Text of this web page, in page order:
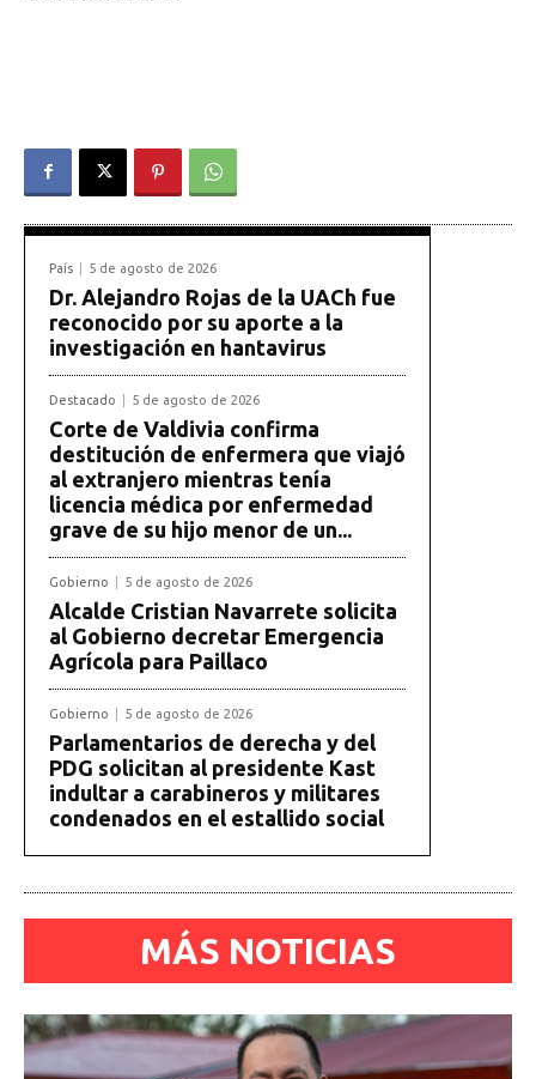
País 5 de agosto de 2026
Dr. Alejandro Rojas de la UACh fue
reconocido por su aporte a la
investigación en hantavirus
Destacado 5 de agosto de 2026
Corte de Valdivia confirma
destitución de enfermera que viajó
al extranjero mientras tenía
licencia médica por enfermedad
grave de su hijo menor de un...
Gobierno 5 de agosto de 2026
Alcalde Cristian Navarrete solicita
al Gobierno decretar Emergencia
Agrícola para Paillaco
Gobierno 5 de agosto de 2026
Parlamentarios de derecha y del
PDG solicitan al presidente Kast
indultar a carabineros y militares
condenados en el estallido social
MÁS NOTICIAS